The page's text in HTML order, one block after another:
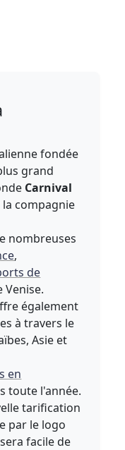
fondée
grand
Carnival
la compagnie
nombreuses
,
de
Venise.
également
à travers le
Asie et
en
toute l'année.
tarification
par le logo
facile de